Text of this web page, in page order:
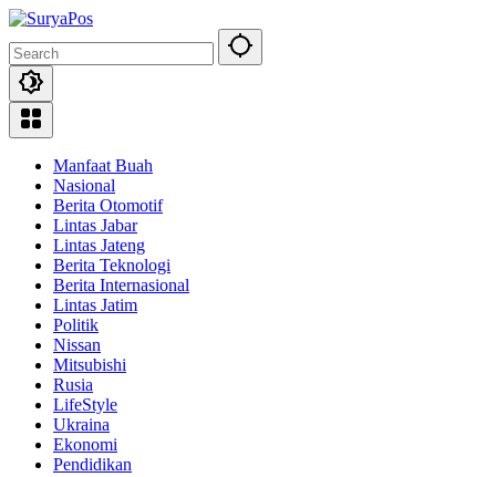
Skip
content
Manfaat Buah
Nasional
Berita Otomotif
Lintas Jabar
Lintas Jateng
Berita Teknologi
Berita Internasional
Lintas Jatim
Politik
Nissan
Mitsubishi
Rusia
LifeStyle
Ukraina
Ekonomi
Pendidikan